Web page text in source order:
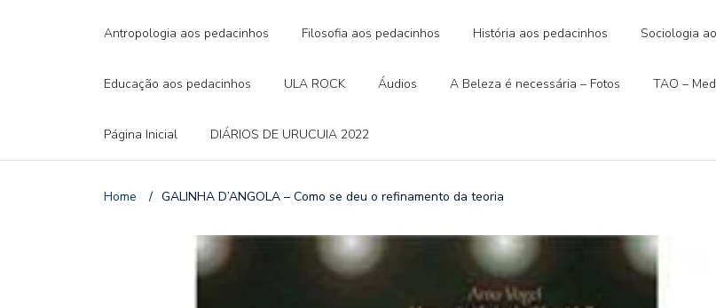
Antropologia aos pedacinhos Filosofia aos pedacinhos História aos pedacinhos Sociologia
Educação aos pedacinhos ULA ROCK Áudios A Beleza é necessária – Fotos TAO –
Página Inicial DIÁRIOS DE URUCUIA 2022
Home / GALINHA D’ANGOLA – Como se deu o refinamento da teoria